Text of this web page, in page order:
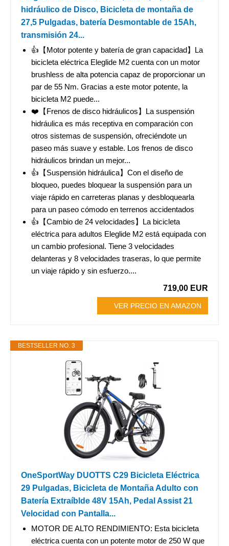
hidráulico de Disco, Bicicleta de montaña de
27,5 Pulgadas, batería Desmontable de 15Ah,
transmisión 24...
👍【Motor potente y batería de gran capacidad】La
bicicleta eléctrica Eleglide M2 cuenta con un motor
brushless de alta potencia capaz de proporcionar un
par de 55 Nm. Gracias a este motor potente, la
bicicleta M2 puede...
❤️【Frenos de disco hidráulicos】La suspensión
hidráulica es más receptiva en comparación con
otros sistemas de suspensión, ofreciéndote un
paseo más suave y estable. Los frenos de disco
hidráulicos brindan un mejor...
👍【Suspensión hidráulica】Con el diseño de
bloqueo, puedes bloquear la suspensión para un
viaje rápido en carreteras planas y desbloquearla
para un paseo cómodo en terrenos accidentados
👍【Cambio de 24 velocidades】La bicicleta
eléctrica para adultos Eleglide M2 está equipada con
un cambio profesional. Tiene 3 velocidades
delanteras y 8 velocidades traseras, lo que permite
un viaje rápido y sin esfuerzo....
719,00 EUR
VER PRECIO EN AMAZON
BESTSELLER NO. 3
OneSportWay DUOTTS C29 Bicicleta Eléctrica
29 Pulgadas, Bicicleta de Montaña Adulto con
Batería Extraíblde 48V 15Ah, Pedal Assist 21
Velocidad con Pantalla...
MOTOR DE ALTO RENDIMIENTO: Esta bicicleta
eléctrica cuenta con un potente motor de 250 W que